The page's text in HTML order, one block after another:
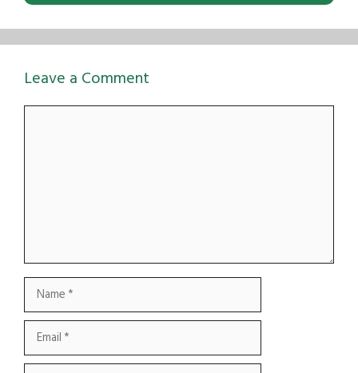
Leave a Comment
Comment
Name
Email